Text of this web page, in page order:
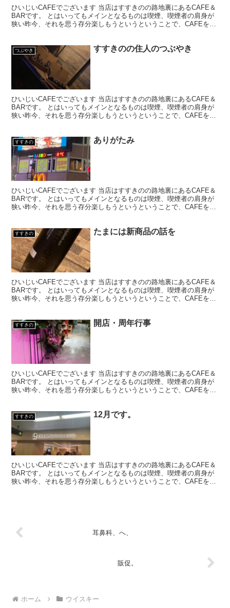
ひいじいCAFEでございます 当店はすすきのの路地裏にあるCAFE＆
BARです。 とはいってもメインとなるものは喫煙、喫煙者の肩身が
狭い昨今、それを思う存分楽しもうというということで、CAFEを名
つぶやき すすきのの住人のつぶやき
ひいじいCAFEでございます 当店はすすきのの路地裏にあるCAFE＆
BARです。 とはいってもメインとなるものは喫煙、喫煙者の肩身が
狭い昨今、それを思う存分楽しもうというということで、CAFEを名
すすきの ありがたみ
ひいじいCAFEでございます 当店はすすきのの路地裏にあるCAFE＆
BARです。 とはいってもメインとなるものは喫煙、喫煙者の肩身が
狭い昨今、それを思う存分楽しもうというということで、CAFEを名
すすきの たまには新商品の話を
ひいじいCAFEでございます 当店はすすきのの路地裏にあるCAFE＆
BARです。 とはいってもメインとなるものは喫煙、喫煙者の肩身が
狭い昨今、それを思う存分楽しもうというということで、CAFEを名
すすきの 開店・周年行事
ひいじいCAFEでございます 当店はすすきのの路地裏にあるCAFE＆
BARです。 とはいってもメインとなるものは喫煙、喫煙者の肩身が
狭い昨今、それを思う存分楽しもうというということで、CAFEを名
すすきの 12月です。
ひいじいCAFEでございます 当店はすすきのの路地裏にあるCAFE＆
BARです。 とはいってもメインとなるものは喫煙、喫煙者の肩身が
狭い昨今、それを思う存分楽しもうというということで、CAFEを名
耳鼻科、へ、
販促。
ホーム ウイスキー